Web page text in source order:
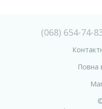
(068) 654-74-
Повна